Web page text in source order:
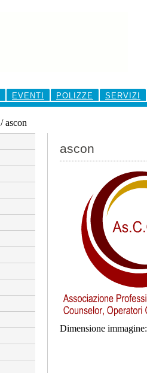
EVENTI POLIZZE SERVIZI
/ascon
ascon
Dimensione immagine: